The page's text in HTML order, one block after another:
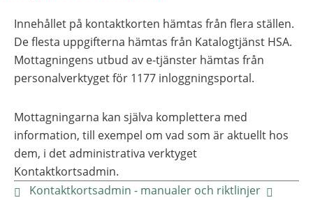
Innehållet på kontaktkorten hämtas från flera ställen.
De flesta uppgifterna hämtas från Katalogtjänst HSA.
Mottagningens utbud av e-tjänster hämtas från
personalverktyget för 1177 inloggningsportal.
Mottagningarna kan själva komplettera med
information, till exempel om vad som är aktuellt hos
dem, i det administrativa verktyget
Kontaktkortsadmin.
Kontaktkortsadmin - manualer och riktlinjer